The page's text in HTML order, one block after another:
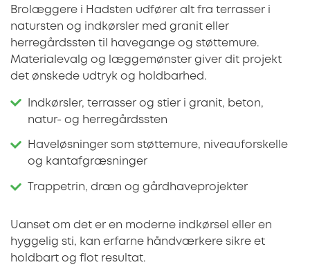
Brolæggere i Hadsten udfører alt fra terrasser i
natursten og indkørsler med granit eller
herregårdssten til havegange og støttemure.
Materialevalg og læggemønster giver dit projekt
det ønskede udtryk og holdbarhed.
Indkørsler, terrasser og stier i granit, beton,
natur- og herregårdssten
Haveløsninger som støttemure, niveauforskelle
og kantafgræsninger
Trappetrin, dræn og gårdhaveprojekter
Uanset om det er en moderne indkørsel eller en
hyggelig sti, kan erfarne håndværkere sikre et
holdbart og flot resultat.